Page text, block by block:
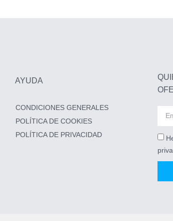
AYUDA
CONDICIONES GENERALES
POLÍTICA DE COOKIES
POLÍTICA DE PRIVACIDAD